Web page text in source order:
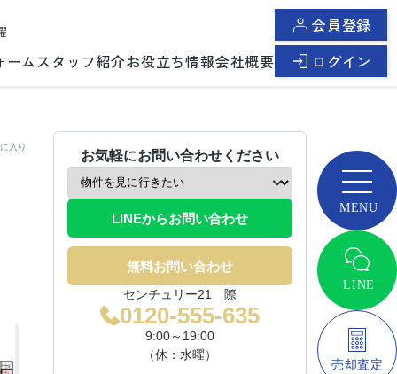
ーム スタッフ紹介お役立ち情報会社概要
会員登録
ログイン
入り
お気軽にお問い合わせください
LINEからお問い合わせ
無料お問い合わせ
センチュリー21 際
0120-555-635
9:00～19:00
（休：水曜）